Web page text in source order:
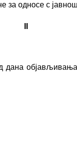
за односе с
дана